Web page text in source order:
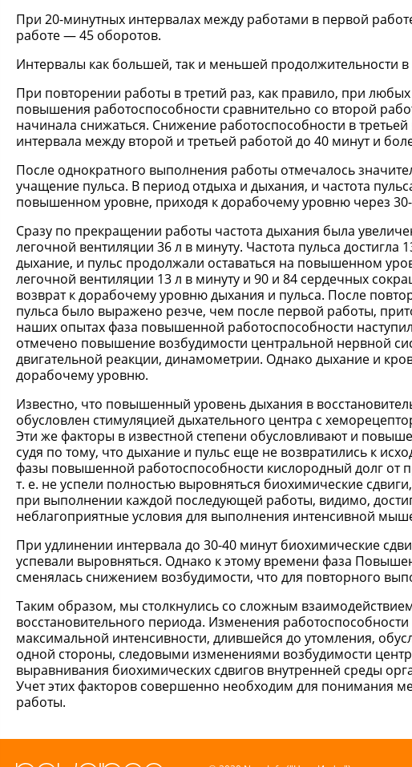
При 20-минутных интервалах между работами в первой
работе — 45 оборотов.
Интервалы как большей, так и меньшей продолжительности
При повторении работы в третий раз, как правило, при
повышения работоспособности сравнительно со второй
начинала снижаться. Снижение работоспособности в
интервала между второй и третьей работой до 40 минут и
После однократного выполнения работы отмечалось
учащение пульса. В период отдыха и дыхания, и частота
повышенном уровне, приходя к дорабочему уровню через
Сразу по прекращении работы частота дыхания была
легочной вентиляции 36 л в минуту. Частота пульса
дыхание, и пульс продолжали оставаться на повышенном
легочной вентиляции 13 л в минуту и 90 и 84 сердечных
возврат к дорабочему уровню дыхания и пульса. После
пульса было выражено резче, чем после первой работы,
наших опытах фаза повышенной работоспособности
отмечено повышение возбудимости центральной нервной
двигательной реакции, динамометрии. Однако дыхание и
дорабочему уровню.
Известно, что повышенный уровень дыхания в
обусловлен стимуляцией дыхательного центра с
Эти же факторы в известной степени обусловливают и
судя по тому, что дыхание и пульс еще не возвратились к
фазы повышенной работоспособности кислородный долг от
т. е. не успели полностью выровняться биохимические
при выполнении каждой последующей работы, видимо,
неблагоприятные условия для выполнения интенсивной
При удлинении интервала до 30-40 минут биохимические
успевали выровняться. Однако к этому времени фаза
сменялась снижением возбудимости, что для повторного
Таким образом, мы столкнулись со сложным
восстановительного периода. Изменения
максимальной интенсивности, длившейся до утомления,
одной стороны, следовыми изменениями возбудимости
выравнивания биохимических сдвигов внутренней среды
Учет этих факторов совершенно необходим для понимания
работы.